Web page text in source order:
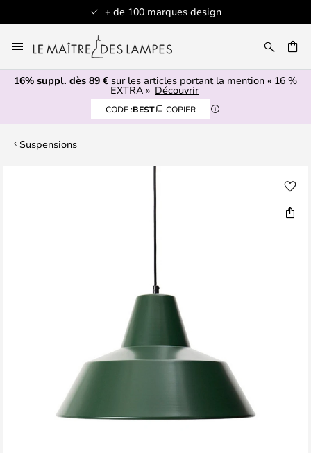
+ de 100 marques design
au
contenu
16% suppl. dès 89 € sur les articles portant la mention « 16 %
EXTRA » Découvrir
CODE :BEST COPIER
Suspensions